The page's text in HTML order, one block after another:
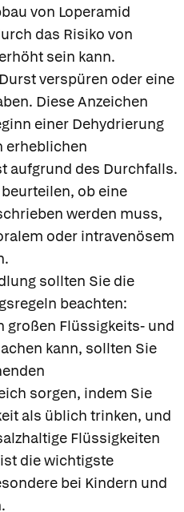
von Loperamid
das Risiko von
sein kann.
verspüren oder eine
Diese Anzeichen
einer Dehydrierung
erheblichen
aufgrund des Durchfalls.
ob eine
werden muss,
oder intravenösem
sollten Sie die
beachten:
großen Flüssigkeits- und
kann, sollten Sie
sorgen, indem Sie
als üblich trinken, und
Flüssigkeiten
die wichtigste
bei Kindern und